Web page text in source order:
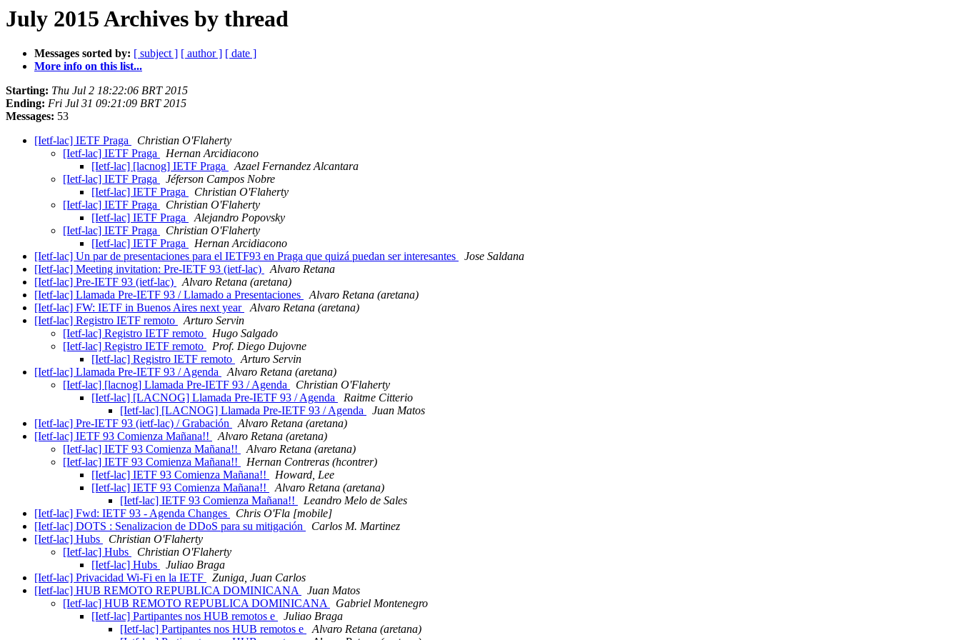
July 2015 Archives by thread
Messages sorted by: [ subject ] [ author ] [ date ]
More info on this list...
Starting: Thu Jul 2 18:22:06 BRT 2015
Ending: Fri Jul 31 09:21:09 BRT 2015
Messages: 53
[Ietf-lac] IETF Praga
Christian O'Flaherty
[Ietf-lac] IETF Praga
Hernan Arcidiacono
[Ietf-lac] [lacnog] IETF Praga
Azael Fernandez Alcantara
[Ietf-lac] IETF Praga
Jéferson Campos Nobre
[Ietf-lac] IETF Praga
Christian O'Flaherty
[Ietf-lac] IETF Praga
Christian O'Flaherty
[Ietf-lac] IETF Praga
Alejandro Popovsky
[Ietf-lac] IETF Praga
Christian O'Flaherty
[Ietf-lac] IETF Praga
Hernan Arcidiacono
[Ietf-lac] Un par de presentaciones para el IETF93 en Praga que quizá puedan ser interesantes
Jose Saldana
[Ietf-lac] Meeting invitation: Pre-IETF 93 (ietf-lac)
Alvaro Retana
[Ietf-lac] Pre-IETF 93 (ietf-lac)
Alvaro Retana (aretana)
[Ietf-lac] Llamada Pre-IETF 93 / Llamado a Presentaciones
Alvaro Retana (aretana)
[Ietf-lac] FW: IETF in Buenos Aires next year
Alvaro Retana (aretana)
[Ietf-lac] Registro IETF remoto
Arturo Servin
[Ietf-lac] Registro IETF remoto
Hugo Salgado
[Ietf-lac] Registro IETF remoto
Prof. Diego Dujovne
[Ietf-lac] Registro IETF remoto
Arturo Servin
[Ietf-lac] Llamada Pre-IETF 93 / Agenda
Alvaro Retana (aretana)
[Ietf-lac] [lacnog] Llamada Pre-IETF 93 / Agenda
Christian O'Flaherty
[Ietf-lac] [LACNOG] Llamada Pre-IETF 93 / Agenda
Raitme Citterio
[Ietf-lac] [LACNOG] Llamada Pre-IETF 93 / Agenda
Juan Matos
[Ietf-lac] Pre-IETF 93 (ietf-lac) / Grabación
Alvaro Retana (aretana)
[Ietf-lac] IETF 93 Comienza Mañana!!
Alvaro Retana (aretana)
[Ietf-lac] IETF 93 Comienza Mañana!!
Alvaro Retana (aretana)
[Ietf-lac] IETF 93 Comienza Mañana!!
Hernan Contreras (hcontrer)
[Ietf-lac] IETF 93 Comienza Mañana!!
Howard, Lee
[Ietf-lac] IETF 93 Comienza Mañana!!
Alvaro Retana (aretana)
[Ietf-lac] IETF 93 Comienza Mañana!!
Leandro Melo de Sales
[Ietf-lac] Fwd: IETF 93 - Agenda Changes
Chris O'Fla [mobile]
[Ietf-lac] DOTS : Senalizacion de DDoS para su mitigación
Carlos M. Martinez
[Ietf-lac] Hubs
Christian O'Flaherty
[Ietf-lac] Hubs
Christian O'Flaherty
[Ietf-lac] Hubs
Juliao Braga
[Ietf-lac] Privacidad Wi-Fi en la IETF
Zuniga, Juan Carlos
[Ietf-lac] HUB REMOTO REPUBLICA DOMINICANA
Juan Matos
[Ietf-lac] HUB REMOTO REPUBLICA DOMINICANA
Gabriel Montenegro
[Ietf-lac] Partipantes nos HUB remotos e
Juliao Braga
[Ietf-lac] Partipantes nos HUB remotos e
Alvaro Retana (aretana)